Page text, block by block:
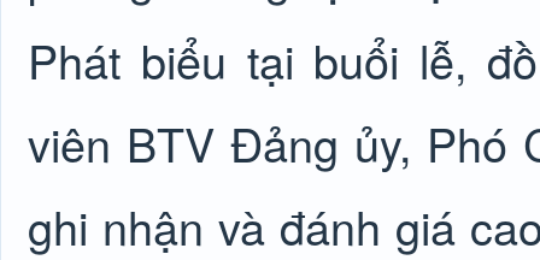
Phát biểu tại buổi lễ,
viên BTV Đảng ủy, Phó
ghi nhận và đánh giá